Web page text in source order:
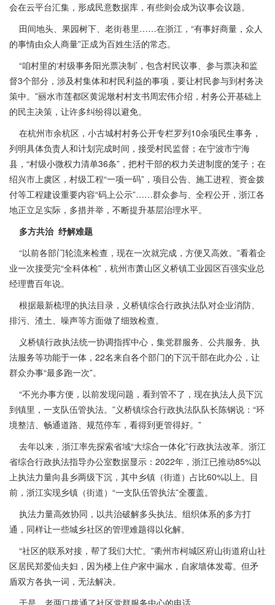
会在云平台汇集，形成民意数据库，有些则会成为议事会议题。
田间地头、果园树下、老街巷里……在浙江，“有事好商量，众人
的事情由众人商量”正成为百姓生活的常态。
“咱村里的‘村级事务阳光票决制’，包含村民议事、参与票决和监
督3个部分，涉及村集体和村民利益的事项，要让村民参与到村务决
策中。”丽水市莲都区黄泥墩村村支书周宏伟介绍，村务公开基础上
的民主决策，让许多纠纷得以避免。
在杭州市余杭区，小古城村村务公开专栏罗列10余项民生事务，
列明具体负责人和计划完成时间，接受村民监督；在宁波市宁海
县，“村级小微权力清单36条”，把村干部的权力关进制度的笼子；在
绍兴市上虞区，村级工程“一项一码”，项目公告、施工进程、资金拨
付等工程建设重要内容“码上公示”……群众参与、全程公开，浙江各
地正立足实际，多措并举，不断提升基层治理水平。
多方共治 纾解难题
“以前各部门轮流来检查，现在一次就完成，方便又高效。”看着企
业一次接受完“全科体检”，杭州市萧山区义桥镇工业园区百强实业总
经理曹百年说。
根据最新梳理的执法目录，义桥镇综合行政执法队对企业消防、
排污、渣土、噪声等方面做了细致检查。
义桥镇行政执法统一协调指挥中心，集党群服务、公共服务、执
法服务等功能于一体，22名来自各个部门的下沉干部在此办公，让
群众办事“最多跑一次”。
“不光办事方便，以前发现问题，看到管不了，现在执法人员下沉
到镇里，一支队伍管执法。”义桥镇综合行政执法队队长陈钢说：“环
境整洁、畅通道路、规范停车，看得到更管得好。”
去年以来，浙江率先探索省域“大综合一体化”行政执法改革。浙江
省综合行政执法指导办公室数据显示：2022年，浙江已推动85%以
上执法力量向县乡两级下沉，其中乡镇（街道）占比60%以上。目
前，浙江实现乡镇（街道）“一支队伍管执法”全覆盖。
执法力量高效协同，以共治破解多头执法。组织体系的多方打
通，同样让一些城乡社区的管理难题得以化解。
“社区的联系对接，帮了我们大忙。”衢州市柯城区府山街道府山社
区居民郑爱仙夫妇，因为楼上住户家中漏水，自家墙体发霉。但矛
盾双方各执一词，无法解决。
于是，老两口拨通了社区党群服务中心的电话。